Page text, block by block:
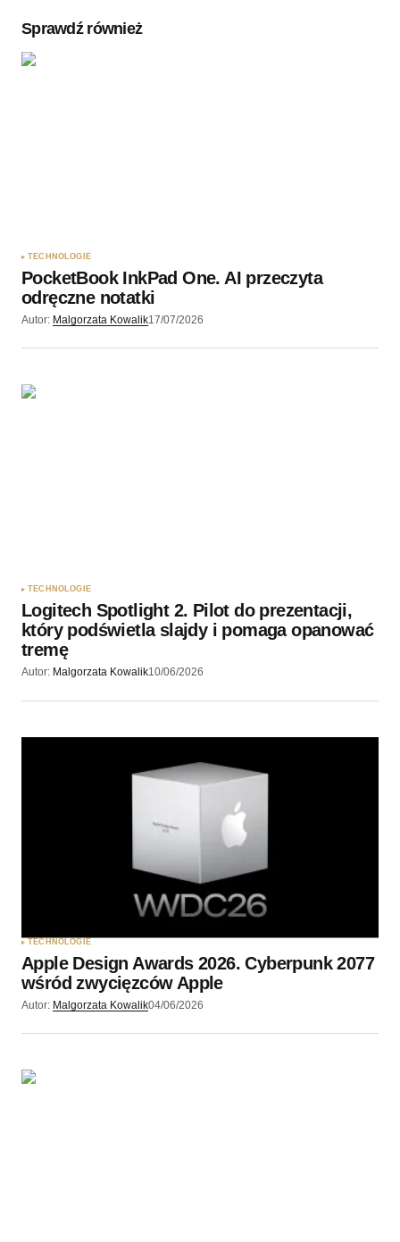
Wyślij komentarz
Sprawdź również
TECHNOLOGIE
PocketBook InkPad One. AI przeczyta
odręczne notatki
Autor: Malgorzata Kowalik17/07/2026
TECHNOLOGIE
Logitech Spotlight 2. Pilot do prezentacji,
który podświetla slajdy i pomaga opanować
tremę
Autor: Malgorzata Kowalik10/06/2026
TECHNOLOGIE
Apple Design Awards 2026. Cyberpunk 2077
wśród zwycięzców Apple
Autor: Malgorzata Kowalik04/06/2026